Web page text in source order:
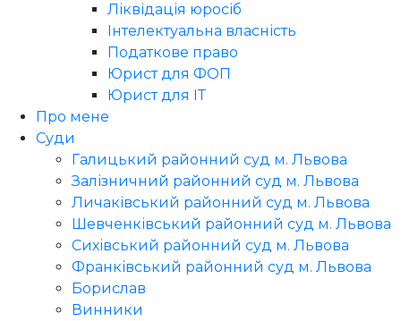
Ліквідація юросіб
Інтелектуальна власність
Податкове право
Юрист для ФОП
Юрист для ІТ
Про мене
Суди
Галицький районний суд м. Львова
Залізничний районний суд м. Львова
Личаківський районний суд м. Львова
Шевченківський районний суд м. Львова
Сихівський районний суд м. Львова
Франківський районний суд м. Львова
Борислав
Винники